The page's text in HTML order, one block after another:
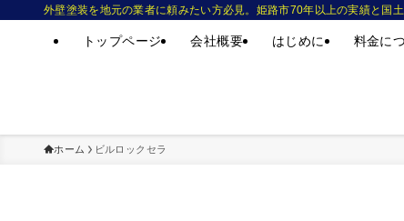
外壁塗装を地元の業者に頼みたい方必見。姫路市70年以上の実績と国
トップページ 会社概要 はじめに 料金に
ホーム ビルロックセラ